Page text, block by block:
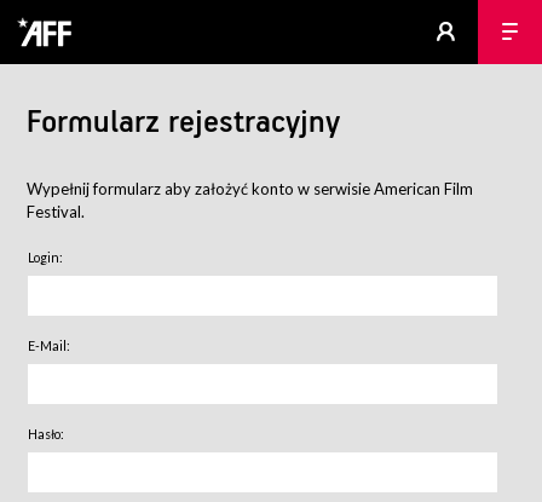
Formularz rejestracyjny
Wypełnij formularz aby założyć konto w serwisie American Film
Festival.
Login:
E-Mail:
Hasło: